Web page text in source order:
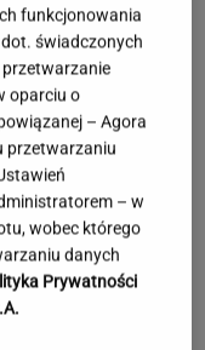
"Rodzice, którzy
funkcjonowania
świadczonych
przetwarzanie
oparciu o
– Agora
przetwarzaniu
– w
wobec którego
danych
Prywatności